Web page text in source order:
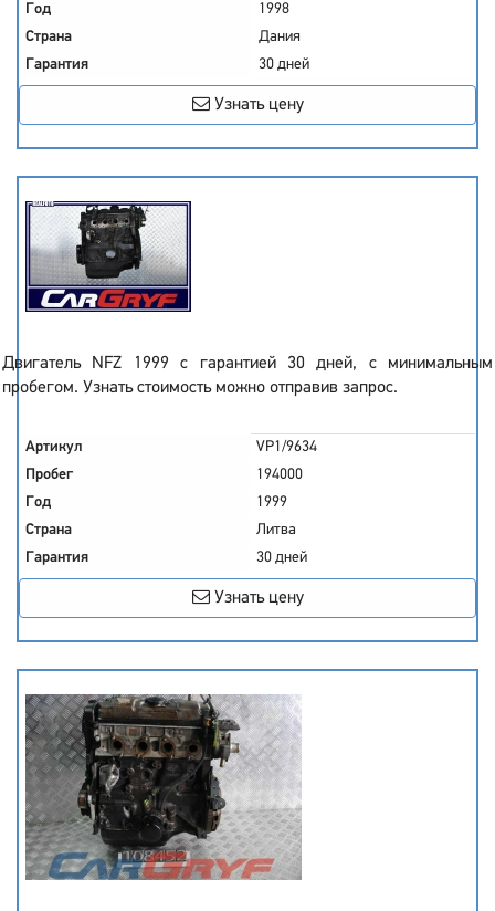
Год
1998
Страна
Дания
Гарантия
30 дней
Узнать цену
Двигатель NFZ 1999 с гарантией 30 дней, с минимальным
пробегом. Узнать стоимость можно отправив запрос.
Артикул
VP1/9634
Пробег
194000
Год
1999
Страна
Литва
Гарантия
30 дней
Узнать цену